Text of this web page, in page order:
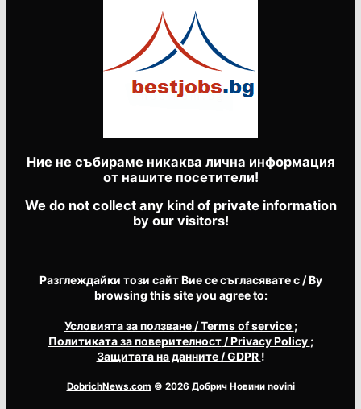
Ние не събираме никаква лична информация
от нашите посетители!
We do not collect any kind of private information
by our visitors!
Разглеждайки този сайт Вие се съгласявате с / By
browsing this site you agree to:
Условията за ползване/ Terms of service ;
Политиката за поверителност/ Privacy Policy ;
Защитата на данните/ GDPR !
DobrichNews.com © 2026 Добрич Новини novini